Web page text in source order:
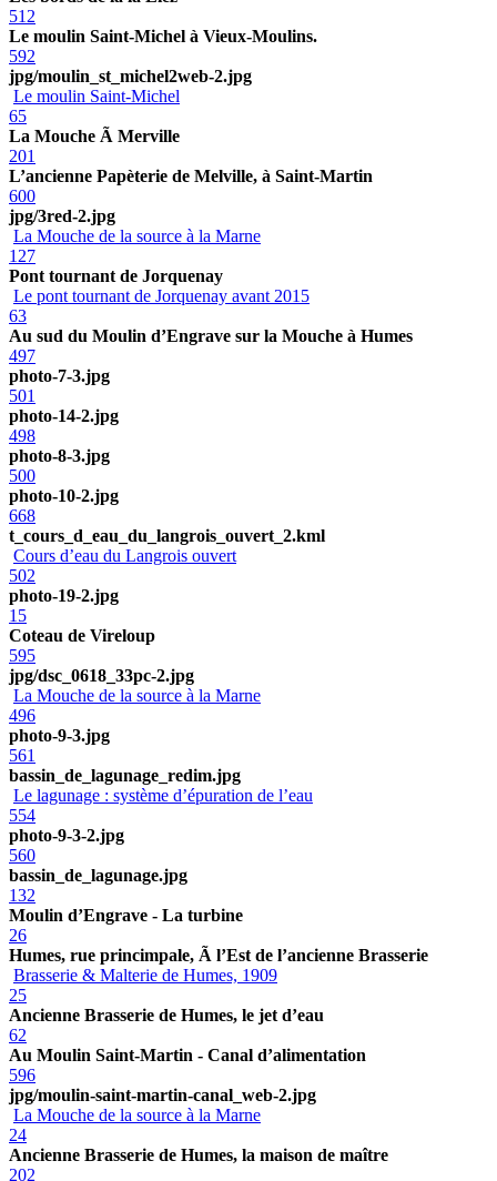
512
Le moulin Saint-Michel à Vieux-Moulins.
592
jpg/moulin_st_michel2web-2.jpg
Le moulin Saint-Michel
65
La Mouche Ã Merville
201
L’ancienne Papèterie de Melville, à Saint-Martin
600
jpg/3red-2.jpg
La Mouche de la source à la Marne
127
Pont tournant de Jorquenay
Le pont tournant de Jorquenay avant 2015
63
Au sud du Moulin d’Engrave sur la Mouche à Humes
497
photo-7-3.jpg
501
photo-14-2.jpg
498
photo-8-3.jpg
500
photo-10-2.jpg
668
t_cours_d_eau_du_langrois_ouvert_2.kml
Cours d’eau du Langrois ouvert
502
photo-19-2.jpg
15
Coteau de Vireloup
595
jpg/dsc_0618_33pc-2.jpg
La Mouche de la source à la Marne
496
photo-9-3.jpg
561
bassin_de_lagunage_redim.jpg
Le lagunage : système d’épuration de l’eau
554
photo-9-3-2.jpg
560
bassin_de_lagunage.jpg
132
Moulin d’Engrave - La turbine
26
Humes, rue princimpale, Ã l’Est de l’ancienne Brasserie
Brasserie & Malterie de Humes, 1909
25
Ancienne Brasserie de Humes, le jet d’eau
62
Au Moulin Saint-Martin - Canal d’alimentation
596
jpg/moulin-saint-martin-canal_web-2.jpg
La Mouche de la source à la Marne
24
Ancienne Brasserie de Humes, la maison de maître
202